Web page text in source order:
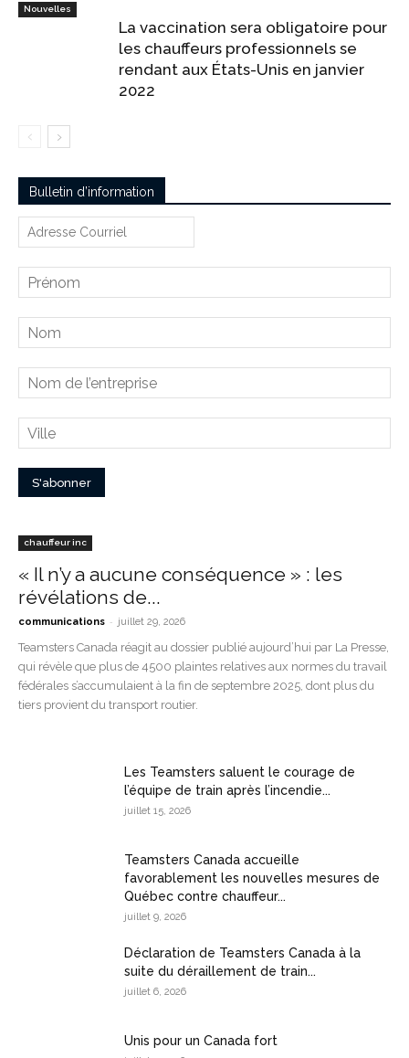
Nouvelles
La vaccination sera obligatoire pour
les chauffeurs professionnels se
rendant aux États-Unis en janvier
2022
Bulletin d’information
chauffeur inc
« Il n’y a aucune conséquence » : les
révélations de...
communications - juillet 29, 2026
Teamsters Canada réagit au dossier publié aujourd’hui par La Presse,
qui révèle que plus de 4500 plaintes relatives aux normes du travail
fédérales s’accumulaient à la fin de septembre 2025, dont plus du
tiers provient du transport routier.
Les Teamsters saluent le courage de
l’équipe de train après l’incendie...
juillet 15, 2026
Teamsters Canada accueille
favorablement les nouvelles mesures de
Québec contre chauffeur...
juillet 9, 2026
Déclaration de Teamsters Canada à la
suite du déraillement de train...
juillet 6, 2026
Unis pour un Canada fort